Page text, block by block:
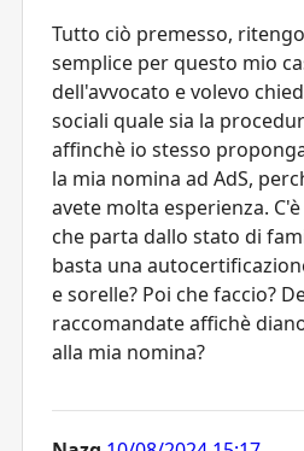
Tutto ciò premesso,
semplice per questo mio
dell'avvocato e volevo
sociali quale sia la
affinchè io stesso
la mia nomina ad AdS,
avete molta esperienza.
che parta dallo stato di
basta una
e sorelle? Poi che faccio?
raccomandate affichè
alla mia nomina?